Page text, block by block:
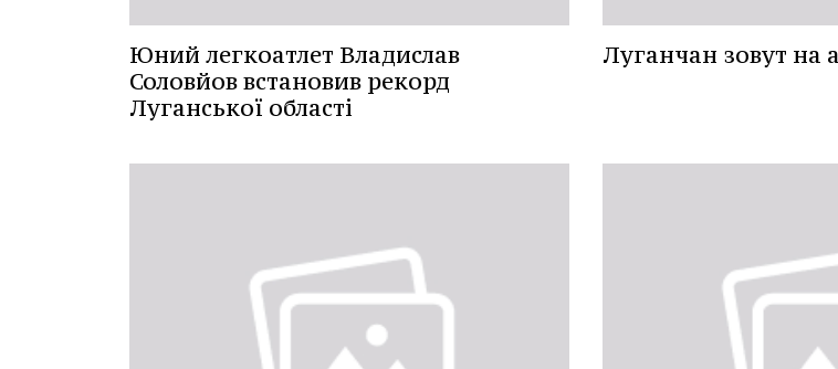
Юний легкоатлет Владислав
Соловйов встановив рекорд
Луганської області
Луганчан зовут на